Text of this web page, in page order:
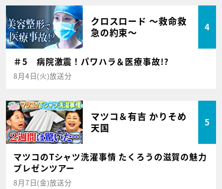
クロスロード ～救命救
急の約束～
4
＃5 病院激震！パワハラ＆医療事故!?
8月4日(火)放送分
マツコ＆有吉 かりそめ
天国
5
マツコのTシャツ洗濯事情 たくろうの滋賀の魅力
プレゼンツアー
8月7日(金)放送分